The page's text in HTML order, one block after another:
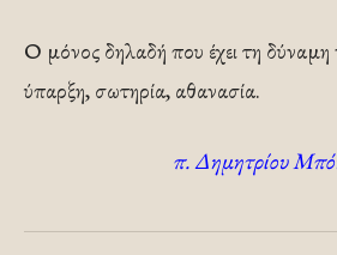
Ο μόνος δηλαδή που έχει τη δύναμη
ύπαρξη, σωτηρία, αθανασία.
π. Δημητρίου